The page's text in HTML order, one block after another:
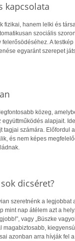
kapcsolata
fizikai, hanem lelki és
szociális
felerősödéséhez. A
egyaránt szerepet
közeg,
együttműködés alapjait.
tagjai számára. Előfordul
és nem képes
dicséret?
szeretnénk a legjobbat
mint nap átélem azt a
vagy „Büszke
magabiztosabb,
azonban arra hívják fel